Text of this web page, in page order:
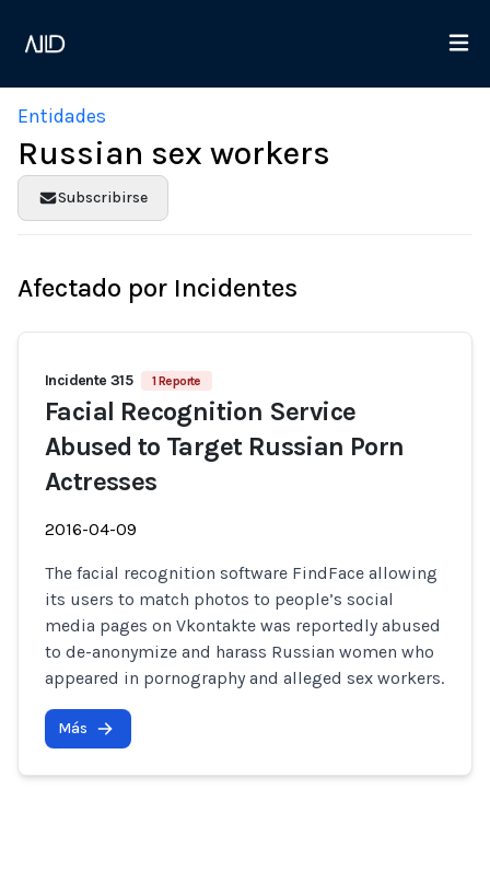
Entidades
Russian sex workers
Subscribirse
Afectado por Incidentes
Incidente 315 1 Reporte
Facial Recognition Service
Abused to Target Russian Porn
Actresses
2016-04-09
The facial recognition software FindFace allowing
its users to match photos to people’s social
media pages on Vkontakte was reportedly abused
to de-anonymize and harass Russian women who
appeared in pornography and alleged sex workers.
Más